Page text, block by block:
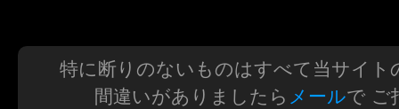
特に断りのないものはすべて当サイト
間違いがありましたら メールで ご